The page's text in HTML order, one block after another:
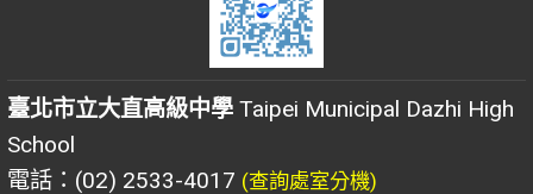
臺北市立大直高級中學 Taipei Municipal Dazhi High
School
電話：(02) 2533-4017 (查詢處室分機)